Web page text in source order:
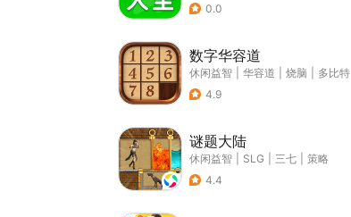
0.0
数字华容道
休闲益智 华容道 烧脑
多比特
4.9
谜题大陆
休闲益智 SLG 三七
策略
4.4